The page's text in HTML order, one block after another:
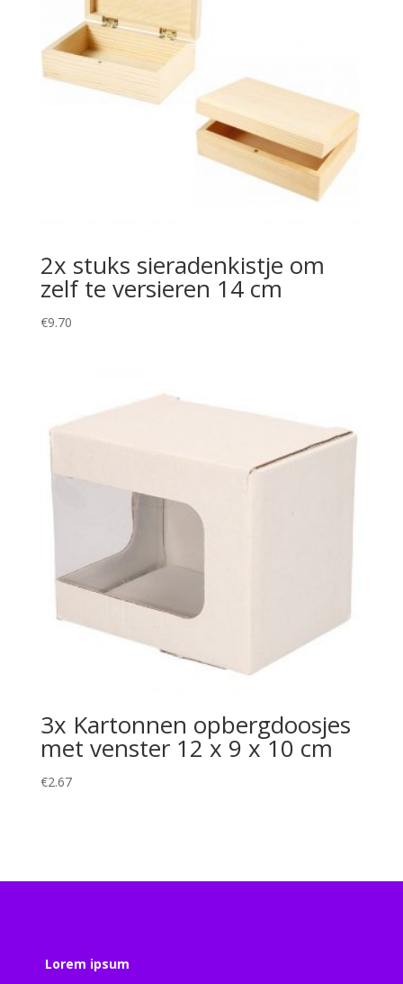
2x stuks sieradenkistje om
zelf te versieren 14 cm
€9.70
3x Kartonnen opbergdoosjes
met venster 12 x 9 x 10 cm
€2.67
Lorem ipsum